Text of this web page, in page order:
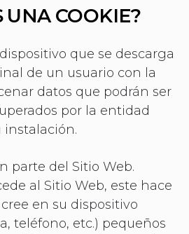
UNA COOKIE?
que se descarga
de un usuario con la
datos que podrán ser
por la entidad
instalación.
parte del Sitio Web.
al Sitio Web, este hace
en su dispositivo
teléfono, etc.) pequeños